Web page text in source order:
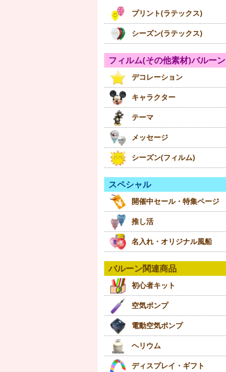
プリント(ラテックス)
シーズン(ラテックス)
フィルム(その他素材)バルーン
デコレーション
キャラクター
テーマ
メッセージ
シーズン(フィルム)
スペシャル
開催中セール・特集ページ
推し活
名入れ・オリジナル風船
バルーン関連商品
初心者キット
空気ポンプ
電動空気ポンプ
ヘリウム
ディスプレイ・ギフト